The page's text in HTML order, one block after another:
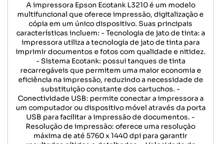
A impressora Epson Ecotank L3210 é um modelo
multifuncional que oferece impressão, digitalização e
cópia em um único dispositivo. Suas principais
características incluem: - Tecnologia de jato de tinta: a
impressora utiliza a tecnologia de jato de tinta para
imprimir documentos e fotos com qualidade e nitidez.
- Sistema Ecotank: possui tanques de tinta
recarregáveis que permitem uma maior economia e
eficiência na impressão, reduzindo a necessidade de
substituição constante dos cartuchos. -
Conectividade USB: permite conectar a impressora a
um computador ou dispositivo móvel através da porta
USB para facilitar a impressão de documentos. -
Resolução de impressão: oferece uma resolução
máxima de até 5760 x 1440 dpi para garantir